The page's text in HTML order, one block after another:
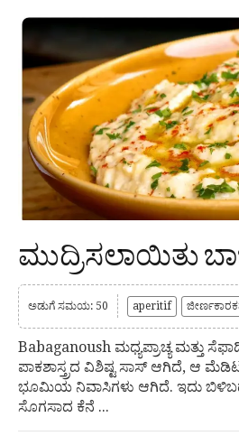
ಮುದ್ರಿಸಲಾಯಿತು
ಅಡುಗೆ ಸಮಯ: 50 aperitif
Babaganoush ಮಧ್ಯಪ್ರಾಚ್ಯ ಮತ್ತು
ಪಾಕಶಾಸ್ತ್ರದ ವಿಶಿಷ್ಟ ಸಾಸ್ ಆಗಿದೆ, ಆ
ಭೂಮಿಯ ನಿವಾಸಿಗಳು ಆಗಿದೆ. ಇದು
ಸೊಗಸಾದ ಕೆನೆ ...